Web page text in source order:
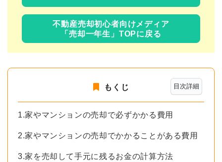
不動産売却初心者向けメディア
「売却一年生」TOPに戻る
目次詳細
もくじ
1.家やマンションの売却で必ずかかる費用
2.家やマンションの売却でかかることがある費用
3.家を売却して手元に残るお金の計算方法